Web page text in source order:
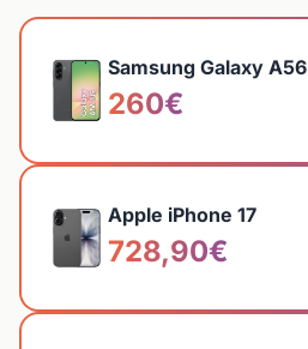
Samsung Galaxy A56
260€
Apple iPhone 17
728,90€